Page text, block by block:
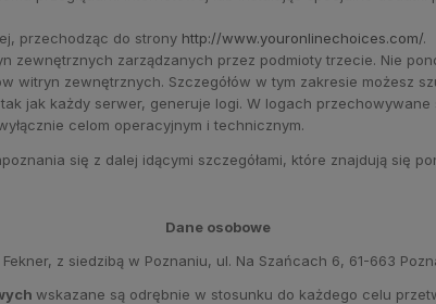
przechodząc do strony http://www.youronlinechoices.com/.
zewnętrznych zarządzanych przez podmioty trzecie. Nie
witryn zewnętrznych. Szczegółów w tym zakresie możesz
jak każdy serwer, generuje logi. W logach
celom operacyjnym i technicznym.
się z dalej idącymi szczegółami, które znajdują się
Dane osobowe
z siedzibą w Poznaniu, ul. Na Szańcach 6, 61-663
wskazane są odrębnie w stosunku do każdego celu